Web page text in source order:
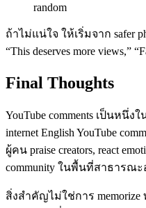
random
ถ้าไม่แน่ใจ ให้เริ่มจาก safer
“This deserves more views,”
Final Thoughts
YouTube comments เป็นหนึ่ง
internet English YouTube
ผู้คน praise creators, react
community ในพื้นที่สาธารณะ
สิ่งสำคัญไม่ใช่การ memorize